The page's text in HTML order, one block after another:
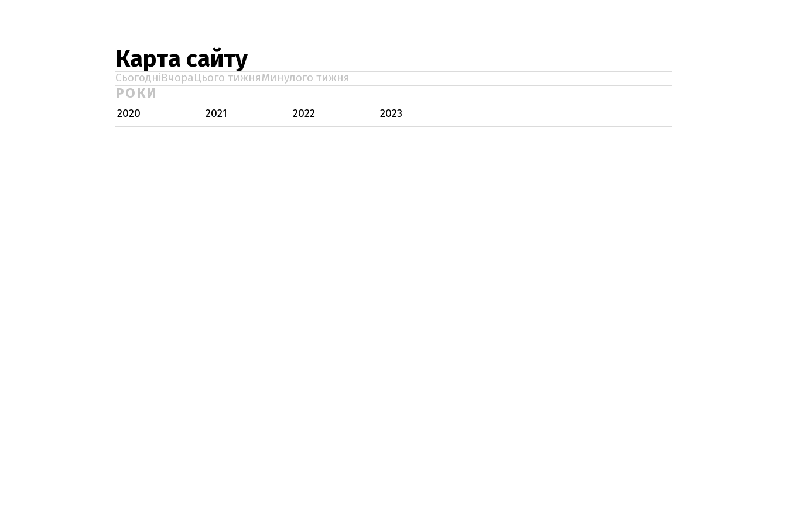
Карта сайту
СьогодніВчораЦього тижняМинулого тижня
РОКИ
2020 2021 2022 2023